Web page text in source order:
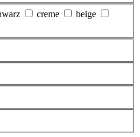
creme
beige